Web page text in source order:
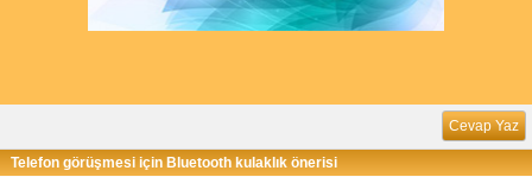
Cevap Yaz
Telefon görüşmesi için Bluetooth kulaklık önerisi